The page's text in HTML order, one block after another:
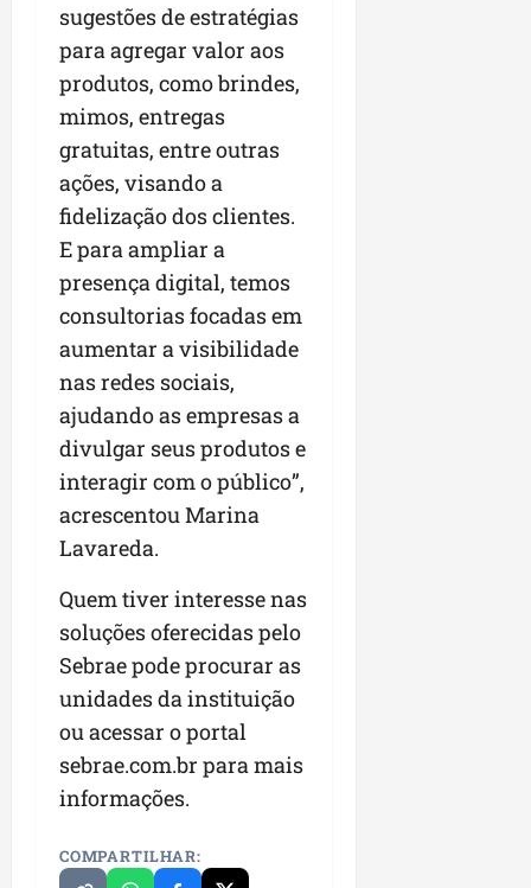
sugestões de estratégias
para agregar valor aos
produtos, como brindes,
mimos, entregas
gratuitas, entre outras
ações, visando a
fidelização dos clientes.
E para ampliar a
presença digital, temos
consultorias focadas em
aumentar a visibilidade
nas redes sociais,
ajudando as empresas a
divulgar seus produtos e
interagir com o público”,
acrescentou Marina
Lavareda.
Quem tiver interesse nas
soluções oferecidas pelo
Sebrae pode procurar as
unidades da instituição
ou acessar o portal
sebrae.com.br para mais
informações.
COMPARTILHAR: